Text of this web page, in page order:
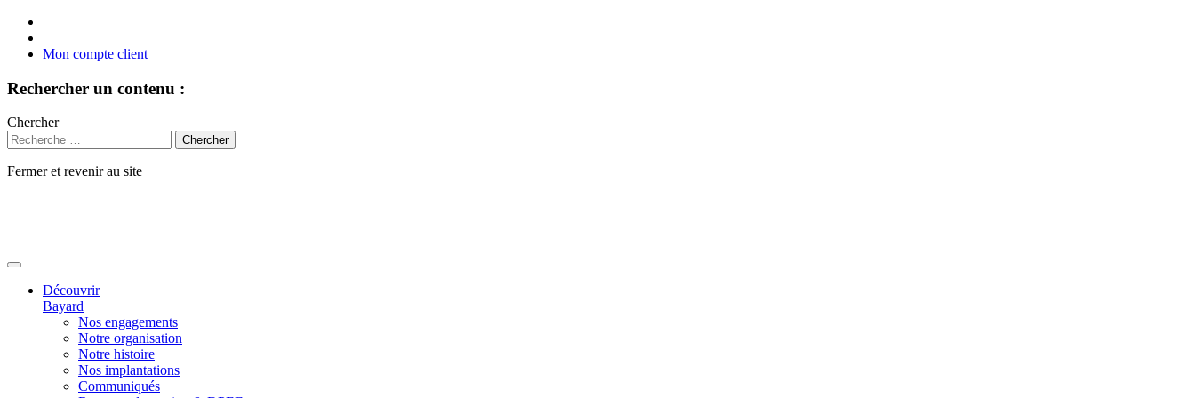
Mon compte client
Rechercher un contenu :
Chercher
Fermer et revenir au site
Découvrir
Bayard
Nos engagements
Notre organisation
Notre histoire
Nos implantations
Communiqués